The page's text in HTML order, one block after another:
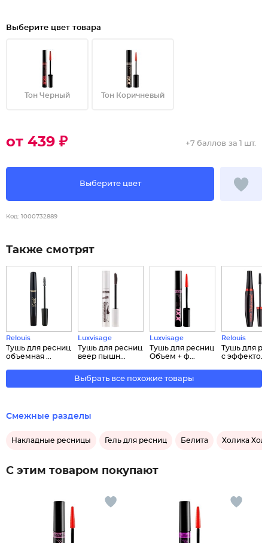
Выберите цвет товара
Тон Черный Тон Коричневый
от 439 ₽
Выберите цвет
+7 баллов за 1 шт.
Код: 1000732889
Также смотрят
Relouis
Тушь для ресниц
объемная ...
Luxvisage
Тушь для ресниц
веер пышн...
Luxvisage
Тушь для ресниц
Объем + ф...
Relouis
Тушь для
с эффекто...
Выбрать все похожие товары
Смежные разделы
Накладные ресницы Гель для ресниц Белита Холика
С этим товаром покупают